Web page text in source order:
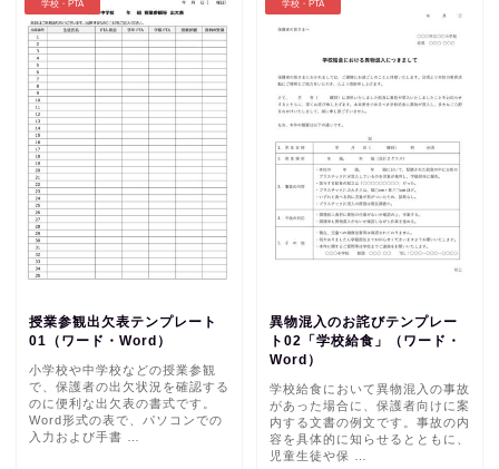
学校・PTA
授業参観出欠表テンプレート
01（ワード・Word）
小学校や中学校などの授業参観
で、保護者の出欠状況を確認する
のに便利な出欠表の書式です。
Word形式の表で、パソコンでの
入力および手書 …
学校・PTA
異物混入のお詫びテンプレー
ト02「学校給食」（ワード・
Word）
学校給食において異物混入の事故
があった場合に、保護者向けに案
内する文書の例文です。事故の内
容を具体的に知らせるとともに、
児童生徒や保 …